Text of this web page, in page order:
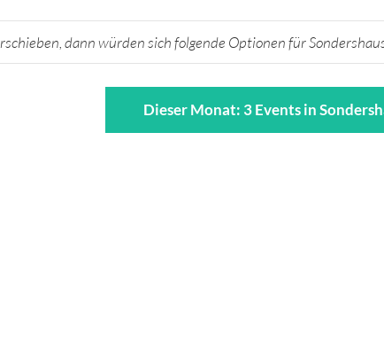
dann würden sich folgende Optionen für
Dieser Monat: 3 Events in